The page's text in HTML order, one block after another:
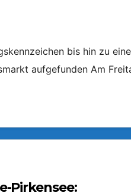
bis hin zu
aufgefunden Am
Pirkensee: